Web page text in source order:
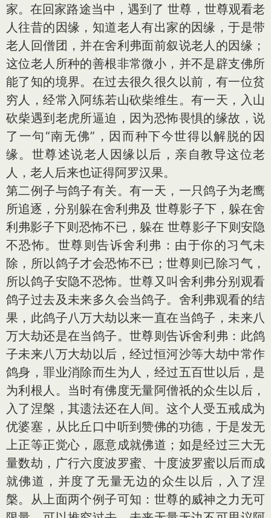
家。在回家路途当中，遇到了 世尊，世尊观看老
人往昔的因缘，知道老人有出家的因缘，于是带
老人回僧团，并在舍利弗面前叙说老人的因缘；
这位老人所种的善根非常微小，并不是辟支佛所
能了知的境界。在过去很久很久以前，有一位贫
穷人，经常入阿练若山砍柴维生。有一天，入山
砍柴遇到老虎所逼迫，因为恐怖畏惧的缘故，说
了一句“南无佛”，因而种下今世得以解脱的因
缘。世尊述说老人因缘以后，亲自教导这位老
人，老人后来也证得阿罗汉果。
第二例子与鸽子有关。有一天，一只鸽子为老鹰
所追逐，分别躲在舍利弗及 世尊影子下，躲在舍
利弗影子下则恐怖不已，躲在 世尊影子下则安隐
不恐怖。世尊则告诉舍利弗：由于你的习气未
除，所以鸽子才会恐怖不已；世尊则已除习气，
所以鸽子安隐不恐怖。世尊又叫舍利弗分别观看
鸽子过去及未来多久会当鸽子。舍利弗观看的结
果，此鸽子八万大劫以来一直在当鸽子，未来八
万大劫还是在当鸽子。世尊则告诉舍利弗：此鸽
子未来八万大劫以后，经过恒河沙等大劫中常作
鸽身，罪业消除而生为人，经过五百世以后，是
为利根人。当时有佛度无量阿僧祇的众生以后，
入了涅槃，其遗法还在人间。这个人受五戒成为
优婆塞，从比丘口中听到赞佛的功德，于是发无
上正等正觉心，愿意成就佛道；如是经过三大无
量数劫，广行六度波罗蜜、十度波罗蜜以后而成
就佛道，并度了无量无边的众生以后，入了涅
槃。从上面两个例子可知：世尊的威神之力无可